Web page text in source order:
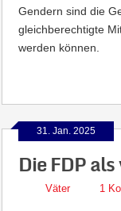
Gendern sind die
gleichberechtigte
werden können.
31. Jan. 2025
Die FDP
Väter 1